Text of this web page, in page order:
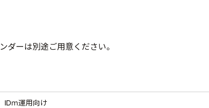
ダーは別途ご用意ください。
IDｍ運用向け